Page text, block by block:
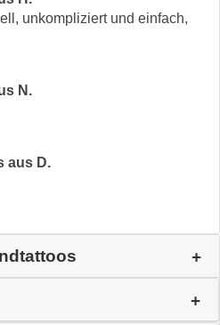
unkompliziert und einfach,
N.
aus D.